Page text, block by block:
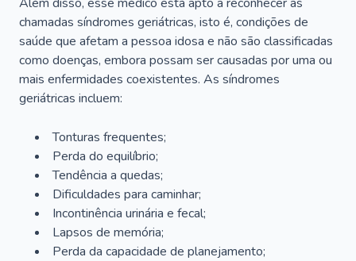
chamadas síndromes geriátricas, isto é, condições de
saúde que afetam a pessoa idosa e não são classificadas
como doenças, embora possam ser causadas por uma ou
mais enfermidades coexistentes. As síndromes
geriátricas incluem:
Tonturas frequentes;
Perda do equilíbrio;
Tendência a quedas;
Dificuldades para caminhar;
Incontinência urinária e fecal;
Lapsos de memória;
Perda da capacidade de planejamento;